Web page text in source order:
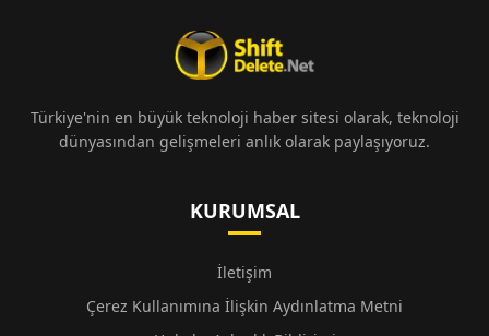
Türkiye'nin en büyük teknoloji haber sitesi olarak, teknoloji
dünyasından gelişmeleri anlık olarak paylaşıyoruz.
KURUMSAL
İletişim
Çerez Kullanımına İlişkin Aydınlatma Metni